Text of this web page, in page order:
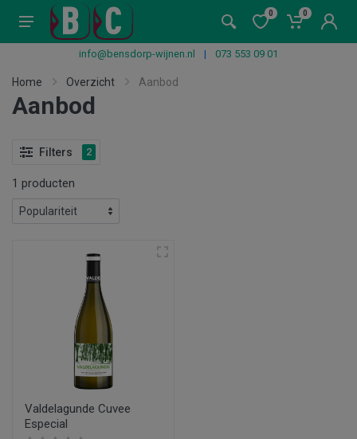
0 0
info@bensdorp-wijnen.nl | 073 553 09 01
Home Overzicht Aanbod
Aanbod
Filters 2
1 producten
Valdelagunde Cuvee
Especial